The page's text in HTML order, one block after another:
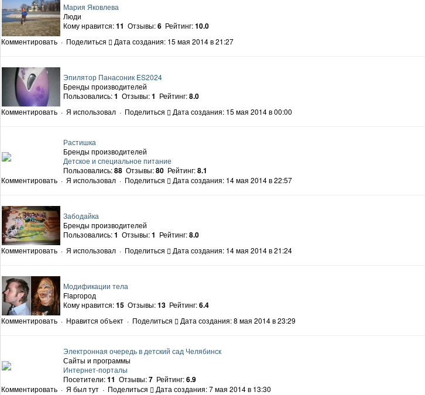
Мария Яковлева
Люди
Кому нравится:11 Отзывы:6 Рейтинг:10.0
Комментировать · Поделиться Дата создания: 15 мая 2014 в 21:27
Эпилятор Панасоник ES2024
Бренды производителей
Пользовались:1 Отзывы:1 Рейтинг:8.0
Комментировать · Я использовал · Поделиться Дата создания: 15 мая 2014 в 00:00
Растишка
Бренды производителей
Детское и специальное питание
Пользовались:88 Отзывы:80 Рейтинг:8.1
Комментировать · Я использовал · Поделиться Дата создания: 14 мая 2014 в 22:57
Забодайка
Бренды производителей
Пользовались:1 Отзывы:1 Рейтинг:8.0
Комментировать · Я использовал · Поделиться Дата создания: 14 мая 2014 в 21:24
Модификации тела
Flapгород
Кому нравится:15 Отзывы:13 Рейтинг:6.4
Комментировать · Нравится объект · Поделиться Дата создания: 8 мая 2014 в 23:29
Электронная очередь в детский сад Челябинск
Сайты и программы
Интернет-порталы
Посетители:11 Отзывы:7 Рейтинг:6.9
Комментировать · Я был тут · Поделиться Дата создания: 7 мая 2014 в 13:30